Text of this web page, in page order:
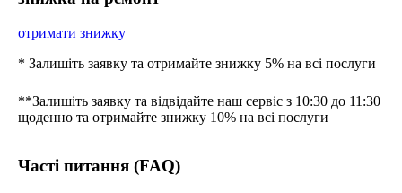
отримати знижку
* Залишіть заявку та отримайте знижку 5% на всі послуги
**Залишіть заявку та відвідайте наш сервіс з 10:30 до 11:30
щоденно та отримайте знижку 10% на всі послуги
Часті питання (FAQ)